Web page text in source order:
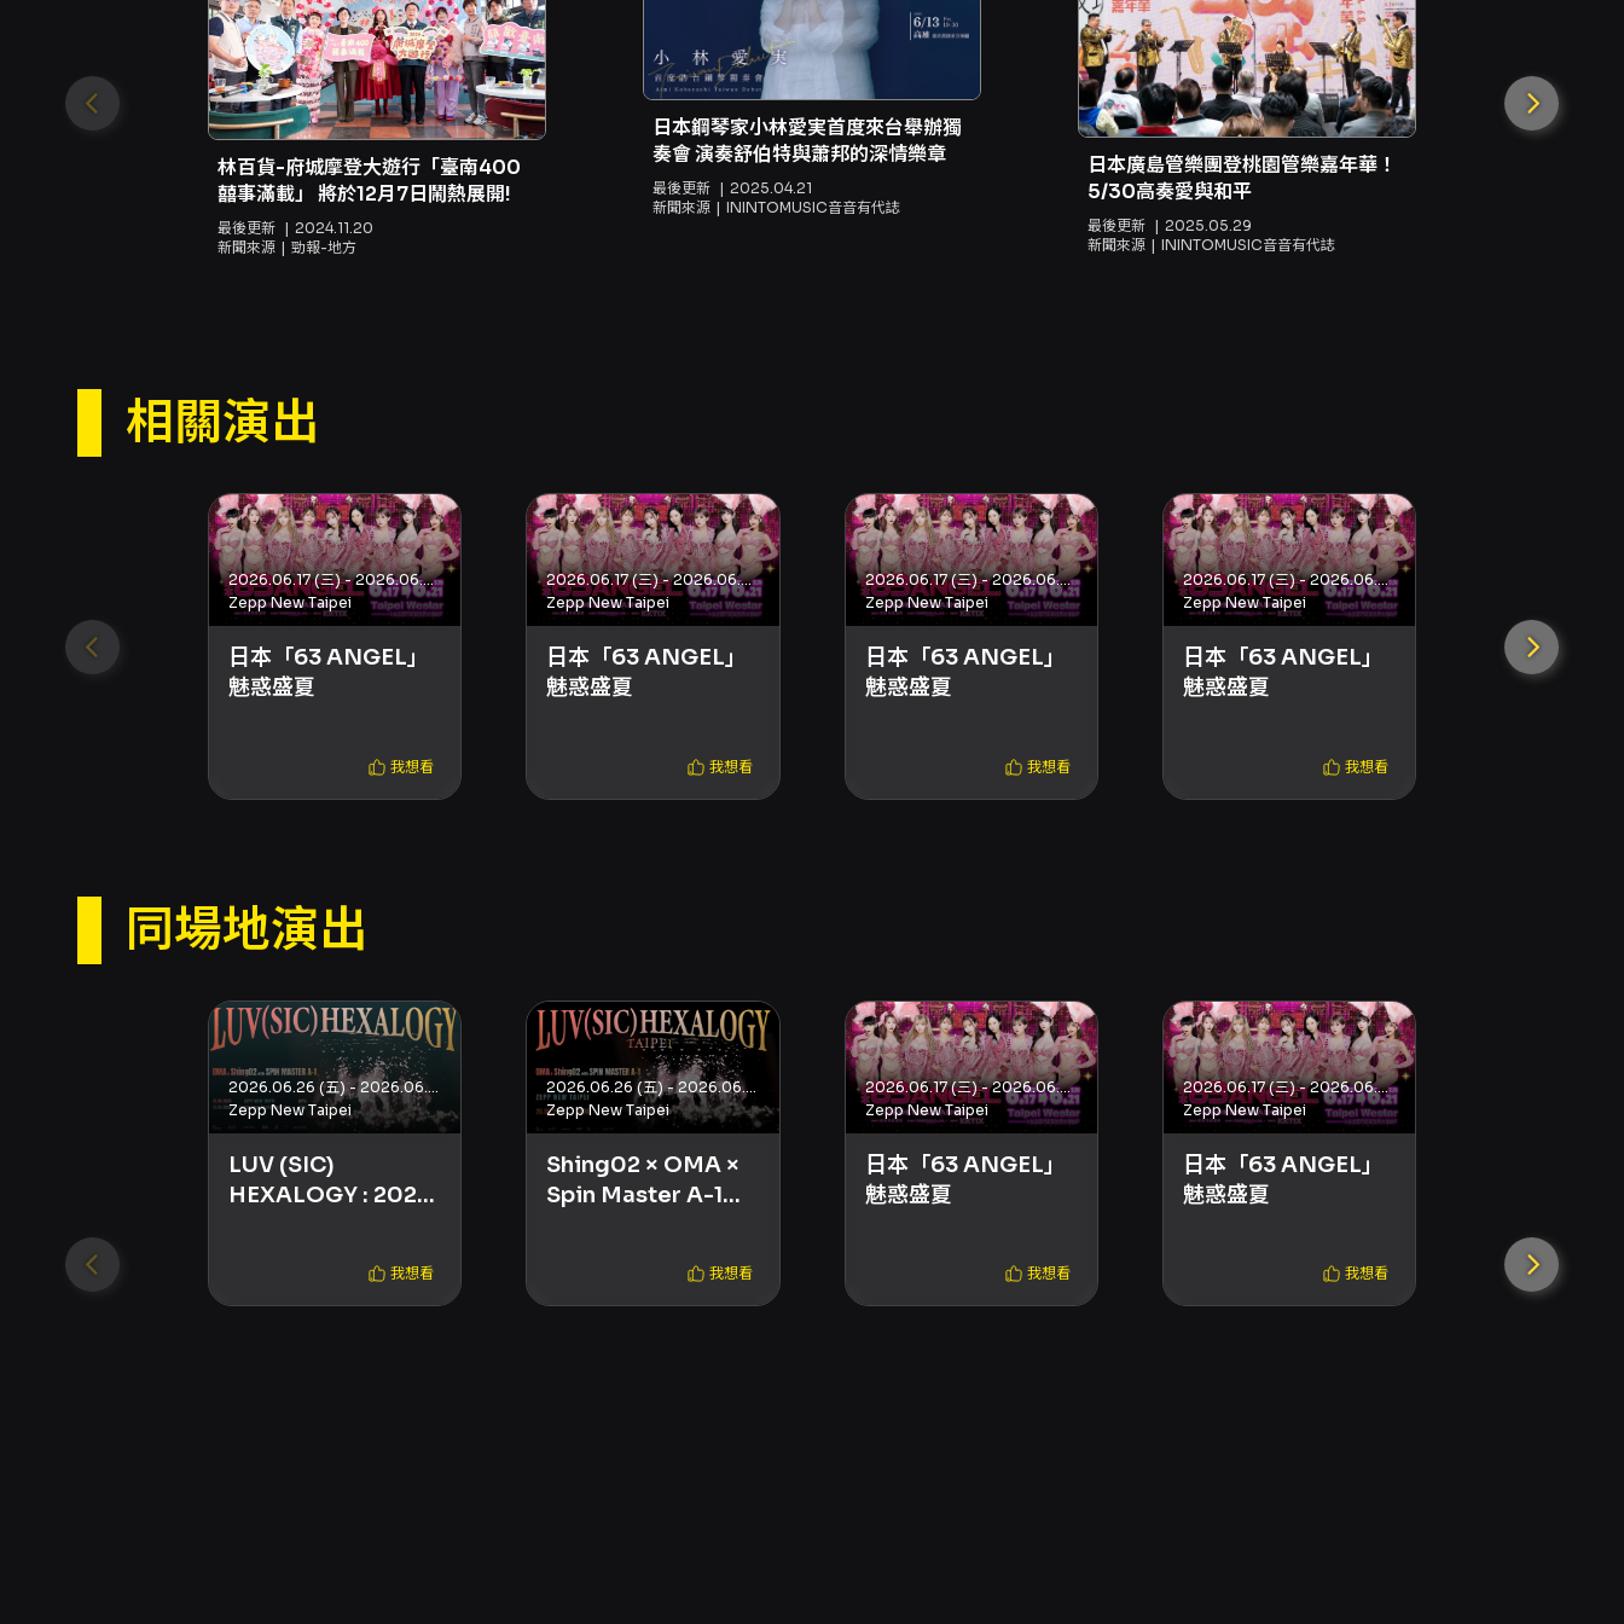
林百貨-府城摩登大遊行「臺南400
囍事滿載」 將於12月7日鬧熱展開!
最後更新
2024.11.20
新聞來源
勁報-地方
日本鋼琴家小林愛実首度來台舉辦獨
奏會 演奏舒伯特與蕭邦的深情樂章
最後更新
2025.04.21
新聞來源
ININTOMUSIC音音有代誌
日本廣島管樂團登桃園管樂嘉年華！
5/30高奏愛與和平
最後更新
2025.05.29
新聞來源
ININTOMUSIC音音有代誌
相關演出
2026.06.17 (三) - 2026.06.21 (日)
Zepp New Taipei
日本「63 ANGEL」
魅惑盛夏
我想看
2026.06.17 (三) - 2026.06.21 (日)
Zepp New Taipei
日本「63 ANGEL」
魅惑盛夏
我想看
2026.06.17 (三) - 2026.06.21 (日)
Zepp New Taipei
日本「63 ANGEL」
魅惑盛夏
我想看
2026.06.17 (三) - 2026.06.21 (日)
Zepp New Taipei
日本「63 ANGEL」
魅惑盛夏
我想看
日本「63
同場地演出
2026.06.26 (五) - 2026.06.28 (日)
Zepp New Taipei
LUV (SIC)
HEXALOGY : 2026
我想看
2026.06.26 (五) - 2026.06.26 (五)
Zepp New Taipei
Shing02 × OMA ×
Spin Master A-1
Asia Tour（台北我想看
2026.06.17 (三) - 2026.06.21 (日)
Zepp New Taipei
日本「63 ANGEL」
魅惑盛夏
我想看
2026.06.17 (三) - 2026.06.21 (日)
Zepp New Taipei
日本「63 ANGEL」
魅惑盛夏
我想看